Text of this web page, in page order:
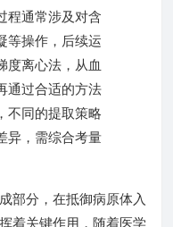
程通常涉及对含
等操作，后续运
度离心法，从血
通过合适的方法
不同的提取策略
异，需综合考量
部分，在抵御病原体入
着关键作用，随着医学